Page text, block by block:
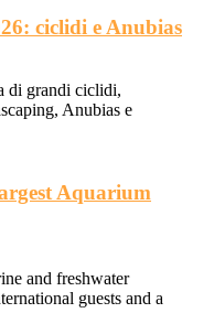
ciclidi e Anubias
di grandi ciclidi,
Anubias e
Aquarium
and freshwater
guests and a